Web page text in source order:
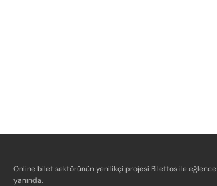
Online bilet sektörünün yenilikçi projesi Bilettos ile
yanında.